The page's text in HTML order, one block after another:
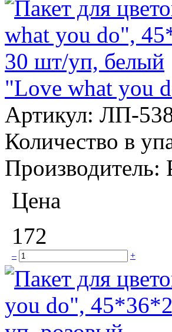
"Love what you
Артикул: ЛП-
Количество в
Производитель:
Цена
172
– +